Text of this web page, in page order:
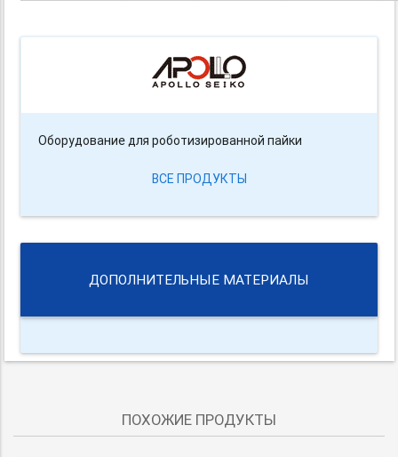
Оборудование для роботизированной пайки
ВСЕ ПРОДУКТЫ
ДОПОЛНИТЕЛЬНЫЕ МАТЕРИАЛЫ
ПОХОЖИЕ ПРОДУКТЫ